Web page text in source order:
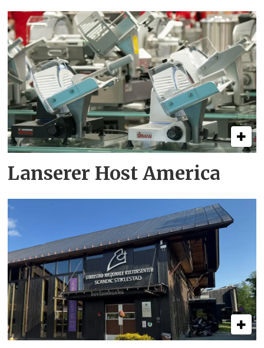
Lanserer Host America